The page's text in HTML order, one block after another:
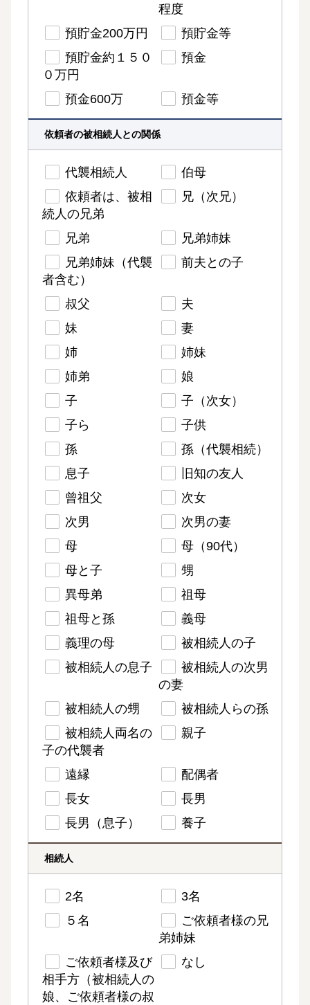
程度
預貯金200万円
預貯金等
預貯金約１５０
０万円
預金
預金600万 預金等
依頼者の被相続人との関係
代襲相続人
伯母
依頼者は、被相
続人の兄弟
兄（次兄）
兄弟
兄弟姉妹
兄弟姉妹（代襲
者含む）
前夫との子
叔父
夫
妹
妻
姉
姉妹
姉弟
娘
子
子（次女）
子ら
子供
孫
孫（代襲相続）
息子
旧知の友人
曾祖父
次女
次男
次男の妻
母
母（90代）
母と子
甥
異母弟
祖母
祖母と孫
義母
義理の母
被相続人の子
被相続人の息子
被相続人の次男
の妻
被相続人の甥
被相続人らの孫
被相続人両名の
子の代襲者
親子
遠縁
配偶者
長女
長男
長男（息子）
養子
相続人
2名
3名
５名
ご依頼者様の兄
弟姉妹
ご依頼者様及び
相手方（被相続人の
娘、ご依頼者様の叔
なし